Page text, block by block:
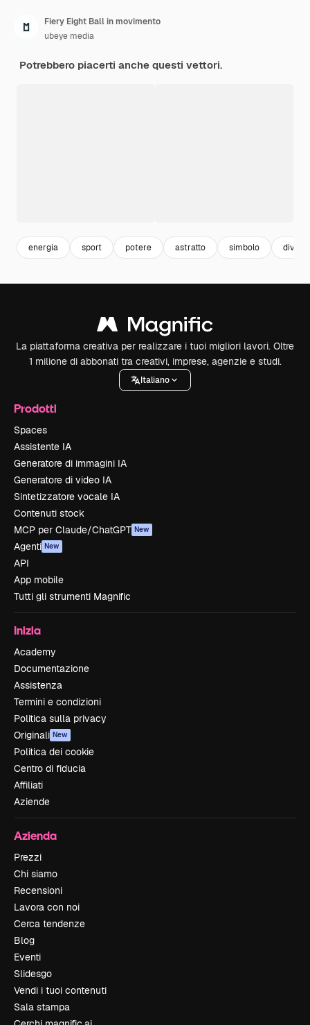
Fiery Eight Ball in movimento
ubeye media
Potrebbero piacerti anche questi vettori.
energia sport potere astratto simbolo
La piattaforma creativa per realizzare i tuoi migliori lavori. Oltre
1 milione di abbonati tra creativi, imprese, agenzie e studi.
Italiano
Prodotti
Spaces
Assistente IA
Generatore di immagini IA
Generatore di video IA
Sintetizzatore vocale IA
Contenuti stock
MCP per Claude/ChatGPT New
Agenti New
API
App mobile
Tutti gli strumenti Magnific
Inizia
Academy
Documentazione
Assistenza
Termini e condizioni
Politica sulla privacy
Originali New
Politica dei cookie
Centro di fiducia
Affiliati
Aziende
Azienda
Prezzi
Chi siamo
Recensioni
Lavora con noi
Cerca tendenze
Blog
Eventi
Slidesgo
Vendi i tuoi contenuti
Sala stampa